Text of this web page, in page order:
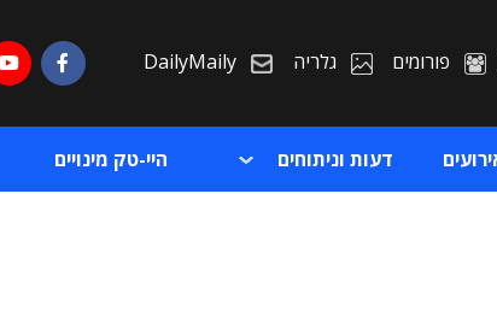
פורומים גלריה DailyMaily
דעות וניתוחים היי-טק מינויים